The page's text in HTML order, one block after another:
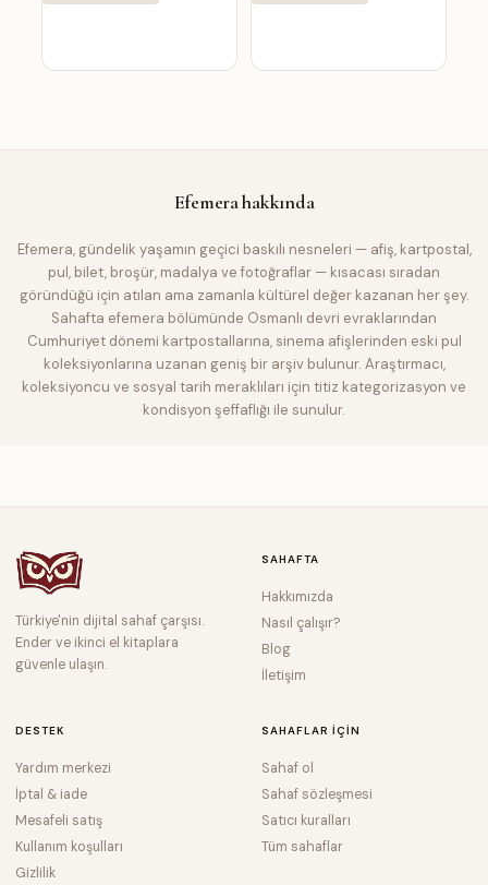
Efemerahakkında
Efemera, gündelik yaşamın geçici baskılı nesneleri — afiş, kartpostal,
pul, bilet, broşür, madalya ve fotoğraflar — kısacası sıradan
göründüğü için atılan ama zamanla kültürel değer kazanan her şey.
Sahafta efemera bölümünde Osmanlı devri evraklarından
Cumhuriyet dönemi kartpostallarına, sinema afişlerinden eski pul
koleksiyonlarına uzanan geniş bir arşiv bulunur. Araştırmacı,
koleksiyoncu ve sosyal tarih meraklıları için titiz kategorizasyon ve
kondisyon şeffaflığı ile sunulur.
Türkiye'nin dijital sahaf çarşısı.
Ender ve ikinci el kitaplara
güvenle ulaşın.
SAHAFTA
Hakkımızda
Nasıl çalışır?
Blog
İletişim
DESTEK
Yardım merkezi
İptal & iade
Mesafeli satış
Kullanım koşulları
Gizlilik
SAHAFLAR IÇIN
Sahaf ol
Sahaf sözleşmesi
Satıcı kuralları
Tüm sahaflar